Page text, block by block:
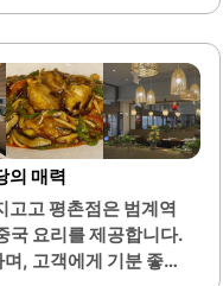
찰돌솥밥, 된장찌개가
할 수 있습니다.또한,
구들과의 모임이나 술
직원들은 친절하게 서
게 이루어져 편안한 식
질이 뛰어나며, 특히
수합니다.다양한 밑반
어우러져 더욱 맛있게
는 고기의..
의 매력
고고 평촌점은 범계역
국 요리를 제공합니다.
, 고객에게 기분 좋은